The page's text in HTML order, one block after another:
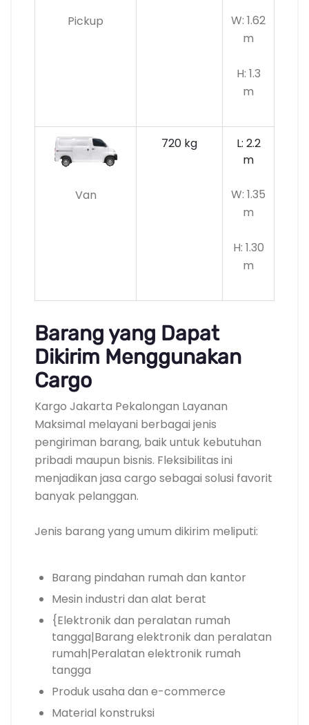
Pickup
W: 1.62
m
H: 1.3
m
Van
720 kg
L: 2.2
m
W: 1.35
m
H: 1.30
m
Barang yang Dapat
Dikirim Menggunakan
Cargo
Kargo Jakarta Pekalongan Layanan
Maksimal melayani berbagai jenis
pengiriman barang, baik untuk kebutuhan
pribadi maupun bisnis. Fleksibilitas ini
menjadikan jasa cargo sebagai solusi favorit
banyak pelanggan.
Jenis barang yang umum dikirim meliputi:
Barang pindahan rumah dan kantor
Mesin industri dan alat berat
{Elektronik dan peralatan rumah
tangga|Barang elektronik dan peralatan
rumah|Peralatan elektronik rumah
tangga
Produk usaha dan e-commerce
Material konstruksi